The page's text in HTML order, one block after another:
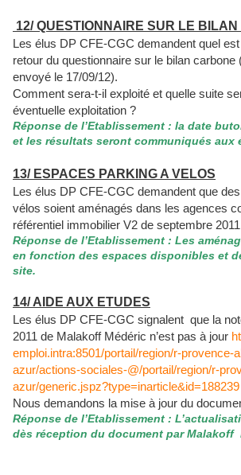
12/ QUESTIONNAIRE SUR LE
Les élus DP CFE-CGC demandent quel
retour du questionnaire sur le bilan carbone
envoyé le 17/09/12).
Comment sera-t-il exploité et quelle suite
éventuelle exploitation ?
Réponse de l’Etablissement : la date
et les résultats seront communiqués aux
13/ ESPACES PARKING A VELOS
Les élus DP CFE-CGC demandent que
vélos soient aménagés dans les agences
référentiel immobilier V2 de septembre
Réponse de l’Etablissement : Les
en fonction des espaces disponibles et
site.
14/ AIDE AUX ETUDES
Les élus DP CFE-CGC signalent que la
2011 de Malakoff Médéric n’est pas à jour
emploi.intra:8501/portail/region/r-provence-
azur/actions-sociales-@/portail/region/r-
azur/generic.jspz?type=inarticle&id=188239
Nous demandons la mise à jour du
Réponse de l’Etablissement :
dès réception du document par Malakoff